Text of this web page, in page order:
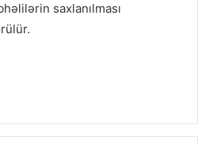
saxlanılması